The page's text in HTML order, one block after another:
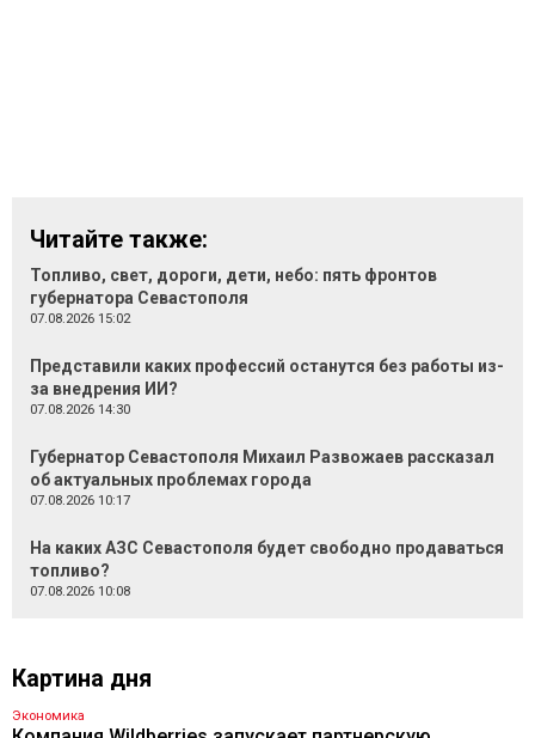
Читайте также:
Топливо, свет, дороги, дети, небо: пять фронтов
губернатора Севастополя
07.08.2026 15:02
Представили каких профессий останутся без работы из-
за внедрения ИИ?
07.08.2026 14:30
Губернатор Севастополя Михаил Развожаев рассказал
об актуальных проблемах города
07.08.2026 10:17
На каких АЗС Севастополя будет свободно продаваться
топливо?
07.08.2026 10:08
Картина дня
Экономика